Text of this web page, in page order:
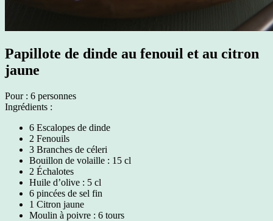
Papillote de dinde au fenouil et au citron
jaune
Pour : 6 personnes
Ingrédients :
6 Escalopes de dinde
2 Fenouils
3 Branches de céleri
Bouillon de volaille : 15 cl
2 Échalotes
Huile d’olive : 5 cl
6 pincées de sel fin
1 Citron jaune
Moulin à poivre : 6 tours